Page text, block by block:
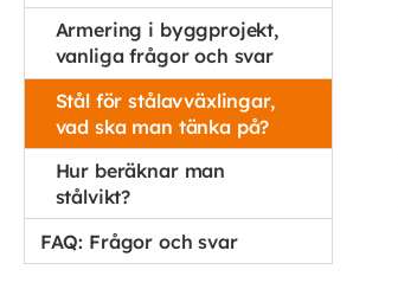
Armering i byggprojekt,
vanliga frågor och svar
Stål för stålavväxlingar,
vad ska man tänka på?
Hur beräknar man
stålvikt?
FAQ: Frågor och svar